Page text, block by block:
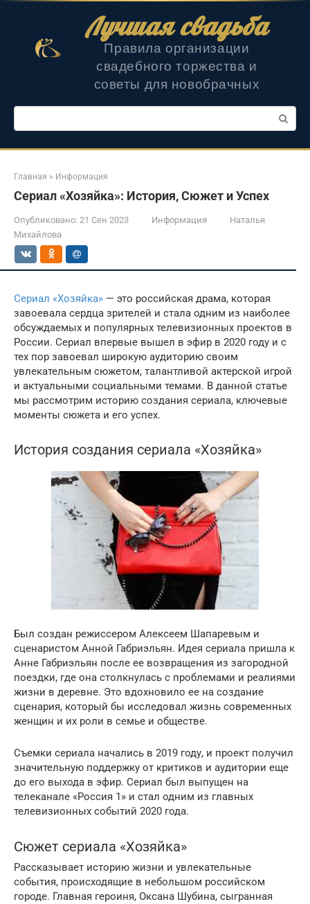
Лучшая свадьба
Правила организации
свадебного торжества и
советы для новобрачных
Поиск:
Главная » Информация
Сериал «Хозяйка»: История, Сюжет и Успех
Опубликовано: 21 Сен 2023 Информация
Наталья
Михайлова
Сериал «Хозяйка» — это российская драма, которая
завоевала сердца зрителей и стала одним из наиболее
обсуждаемых и популярных телевизионных проектов в
России. Сериал впервые вышел в эфир в 2020 году и с
тех пор завоевал широкую аудиторию своим
увлекательным сюжетом, талантливой актерской игрой
и актуальными социальными темами. В данной статье
мы рассмотрим историю создания сериала, ключевые
моменты сюжета и его успех.
История создания сериала «Хозяйка»
Был создан режиссером Алексеем Шапаревым и
сценаристом Анной Габриэльян. Идея сериала пришла к
Анне Габриэльян после ее возвращения из загородной
поездки, где она столкнулась с проблемами и реалиями
жизни в деревне. Это вдохновило ее на создание
сценария, который бы исследовал жизнь современных
женщин и их роли в семье и обществе.
Съемки сериала начались в 2019 году, и проект получил
значительную поддержку от критиков и аудитории еще
до его выхода в эфир. Сериал был выпущен на
телеканале «Россия 1» и стал одним из главных
телевизионных событий 2020 года.
Сюжет сериала «Хозяйка»
Рассказывает историю жизни и увлекательные
события, происходящие в небольшом российском
городе. Главная героиня, Оксана Шубина, сыгранная